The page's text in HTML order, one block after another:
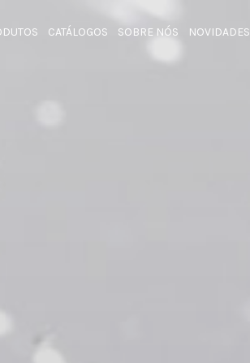
CATÁLOGOS SOBRE NÓS NOVIDADES